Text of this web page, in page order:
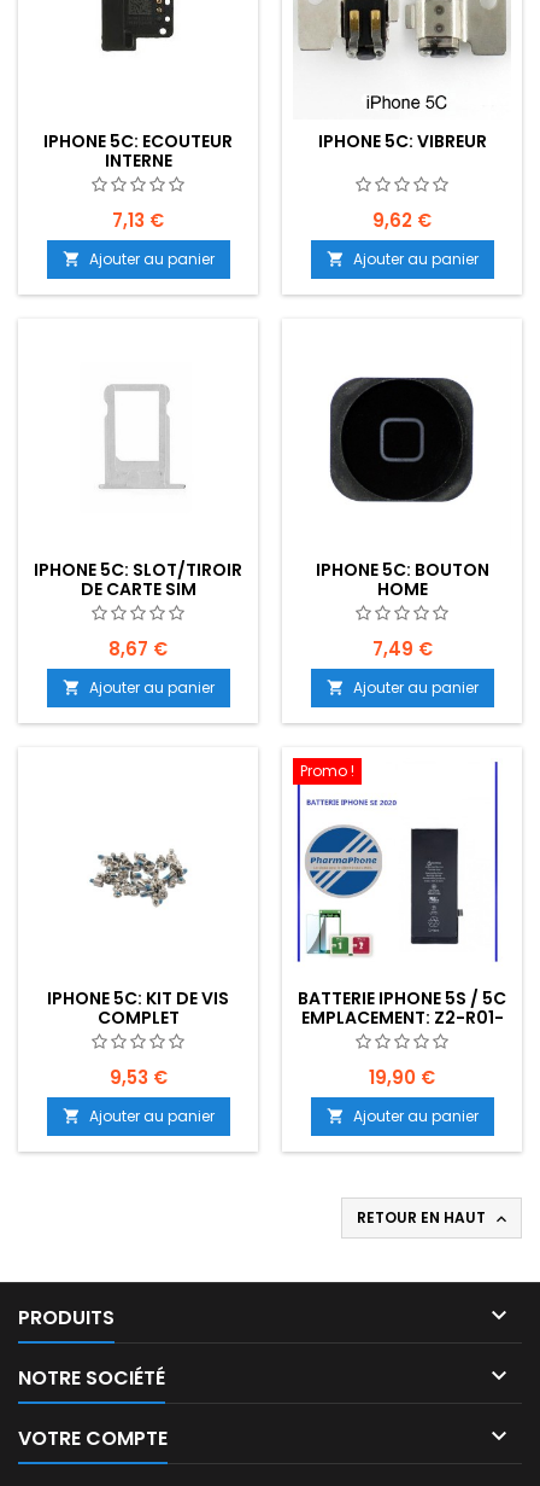
IPHONE 5C: ECOUTEUR
INTERNE
7,13 €
 Ajouter au panier
IPHONE 5C: VIBREUR
9,62 €
 Ajouter au panier
IPHONE 5C: SLOT/TIROIR
DE CARTE SIM
8,67 €
 Ajouter au panier
IPHONE 5C: BOUTON
HOME
7,49 €
 Ajouter au panier
IPHONE 5C: KIT DE VIS
COMPLET
9,53 €
 Ajouter au panier
Promo !
BATTERIE IPHONE 5S / 5C
EMPLACEMENT: Z2-R01-
E02
19,90 €
 Ajouter au panier
RETOUR EN HAUT 
PRODUITS 
NOTRE SOCIÉTÉ 
VOTRE COMPTE 